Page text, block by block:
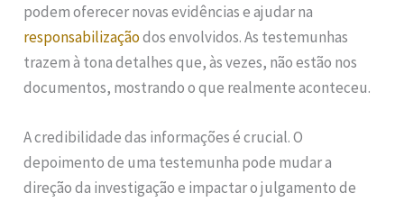
podem oferecer novas evidências e ajudar na
responsabilizaçãodos envolvidos. As testemunhas
trazem à tona detalhes que, às vezes, não estão nos
documentos, mostrando o que realmente aconteceu.
A credibilidade das informações é crucial. O
depoimento de uma testemunha pode mudar a
direção da investigação e impactar o julgamento de